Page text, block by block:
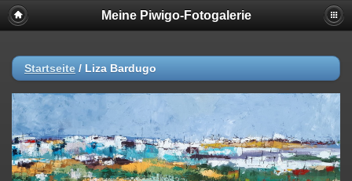
Meine Piwigo-Fotogalerie
Startseite / Liza Bardugo